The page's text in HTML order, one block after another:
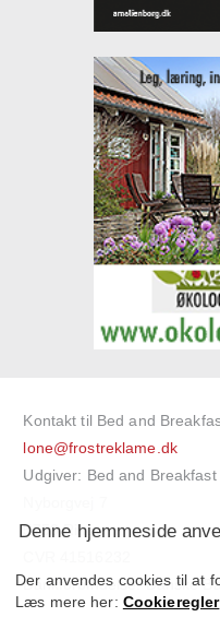
Kontakt til Bed and
lone@frostreklame.dk
Udgiver: Bed and Breakfast
5750 Ringe
Bankforbindelse: Danske
Denne hjemmeside
Der anvendes cookies til at
Læs mere her: Cookieregler